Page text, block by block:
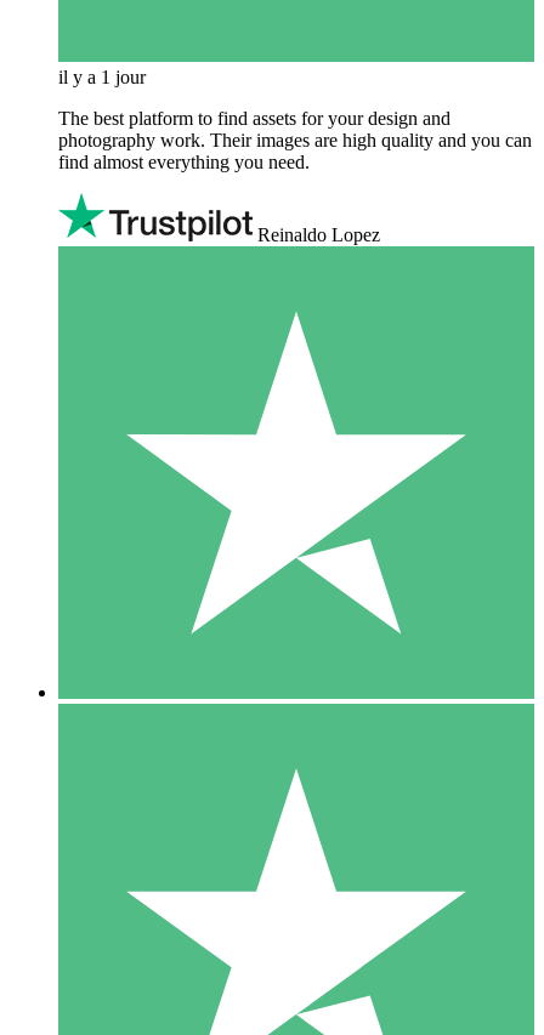
il y a 1 jour
The best platform to find assets for your design and
photography work. Their images are high quality and you can
find almost everything you need.
Reinaldo Lopez